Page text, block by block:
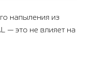
напыления из
— это не влияет на